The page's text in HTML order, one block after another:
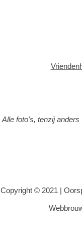
Alle foto's, tenzij
Copyright © 2021 |